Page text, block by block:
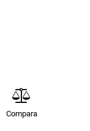
Compara